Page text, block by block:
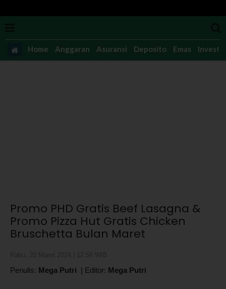
Home Anggaran Asuransi Deposito Emas
Promo PHD Gratis Beef Lasagna &
Promo Pizza Hut Gratis Chicken
Bruschetta Bulan Maret
Penulis: Mega Putri | Editor: Mega Putri